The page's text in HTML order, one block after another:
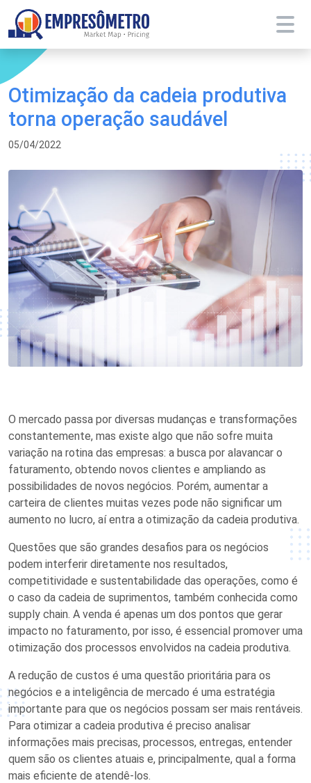
Otimização da cadeia produtiva
torna operação saudável
05/04/2022
O mercado passa por diversas mudanças e transformações
constantemente, mas existe algo que não sofre muita
variação na rotina das empresas: a busca por alavancar o
faturamento, obtendo novos clientes e ampliando as
possibilidades de novos negócios. Porém, aumentar a
carteira de clientes muitas vezes pode não significar um
aumento no lucro, aí entra a otimização da cadeia produtiva.
Questões que são grandes desafios para os negócios
podem interferir diretamente nos resultados,
competitividade e sustentabilidade das operações, como é
o caso da cadeia de suprimentos, também conhecida como
supply chain. A venda é apenas um dos pontos que gerar
impacto no faturamento, por isso, é essencial promover uma
otimização dos processos envolvidos na cadeia produtiva.
A redução de custos é uma questão prioritária para os
negócios e a inteligência de mercado é uma estratégia
importante para que os negócios possam ser mais rentáveis.
Para otimizar a cadeia produtiva é preciso analisar
informações mais precisas, processos, entregas, entender
quem são os clientes atuais e, principalmente, qual a forma
mais eficiente de atendê-los.